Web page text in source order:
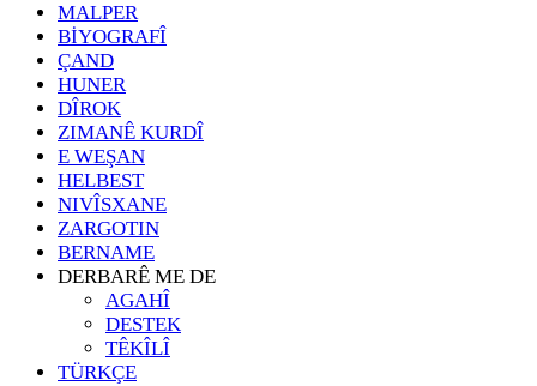
MALPER
BİYOGRAFÎ
ÇAND
HUNER
DÎROK
ZIMANÊ KURDÎ
E WEŞAN
HELBEST
NIVÎSXANE
ZARGOTIN
BERNAME
DERBARÊ ME DE
AGAHÎ
DESTEK
TÊKÎLÎ
TÜRKÇE